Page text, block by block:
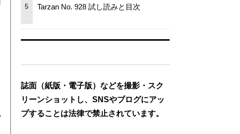
5 Tarzan No. 928 試し読みと目次
誌面（紙版・電子版）などを撮影・スク
リーンショットし、SNSやブログにアッ
プすることは法律で禁止されています。